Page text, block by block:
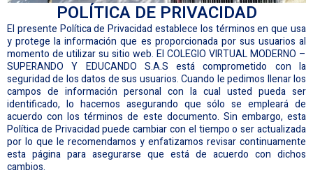
POLÍTICA DE PRIVACIDAD
El presente Política de Privacidad establece los términos en que usa
y protege la información que es proporcionada por sus usuarios al
momento de utilizar su sitio web. El COLEGIO VIRTUAL MODERNO –
SUPERANDO Y EDUCANDO S.A.S está comprometido con la
seguridad de los datos de sus usuarios. Cuando le pedimos llenar los
campos de información personal con la cual usted pueda ser
identificado, lo hacemos asegurando que sólo se empleará de
acuerdo con los términos de este documento. Sin embargo, esta
Política de Privacidad puede cambiar con el tiempo o ser actualizada
por lo que le recomendamos y enfatizamos revisar continuamente
esta página para asegurarse que está de acuerdo con dichos
cambios.